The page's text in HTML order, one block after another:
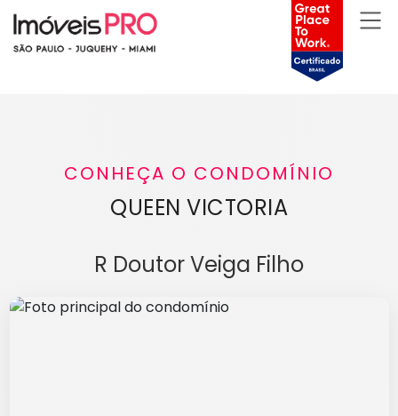
CONHEÇA O CONDOMÍNIO
QUEEN VICTORIA
R Doutor Veiga Filho